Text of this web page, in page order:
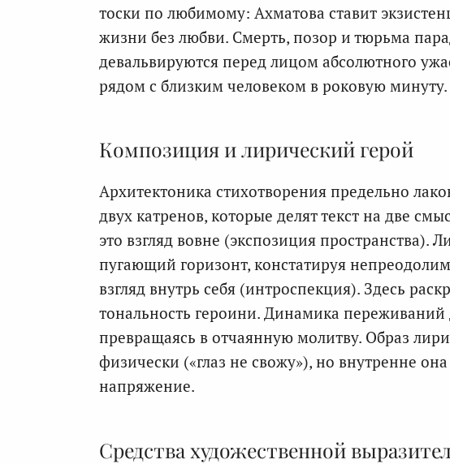
тоски по любимому: Ахматова ставит
жизни без любви. Смерть, позор и тюрьма
девальвируются перед лицом абсолютного
рядом с близким человеком в роковую минуту.
Композиция и лирический герой
Архитектоника стихотворения предельно
двух катренов, которые делят текст на две
это взгляд вовне (экспозиция пространства).
пугающий горизонт, констатируя
взгляд внутрь себя (интроспекция). Здесь
тональность героини. Динамика переживаний
превращаясь в отчаянную молитву. Образ
физически («глаз не свожу»), но внутренне
напряжение.
Средства художественной